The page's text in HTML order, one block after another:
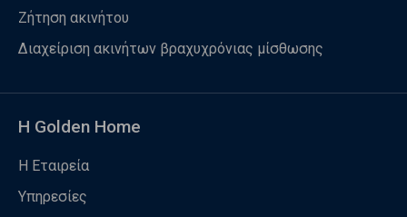
Ζήτηση ακινήτου
Διαχείριση ακινήτων βραχυχρόνιας μίσθωσης
Η Golden Home
Η Εταιρεία
Υπηρεσίες